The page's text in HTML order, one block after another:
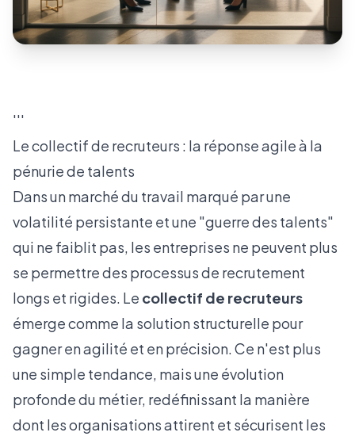
'''
Le collectif de recruteurs : la réponse agile à la
pénurie de talents
Dans un marché du travail marqué par une
volatilité persistante et une "guerre des talents"
qui ne faiblit pas, les entreprises ne peuvent plus
se permettre des processus de recrutement
longs et rigides. Le collectif de recruteurs
émerge comme la solution structurelle pour
gagner en agilité et en précision. Ce n'est plus
une simple tendance, mais une évolution
profonde du métier, redéfinissant la manière
dont les organisations attirent et sécurisent les